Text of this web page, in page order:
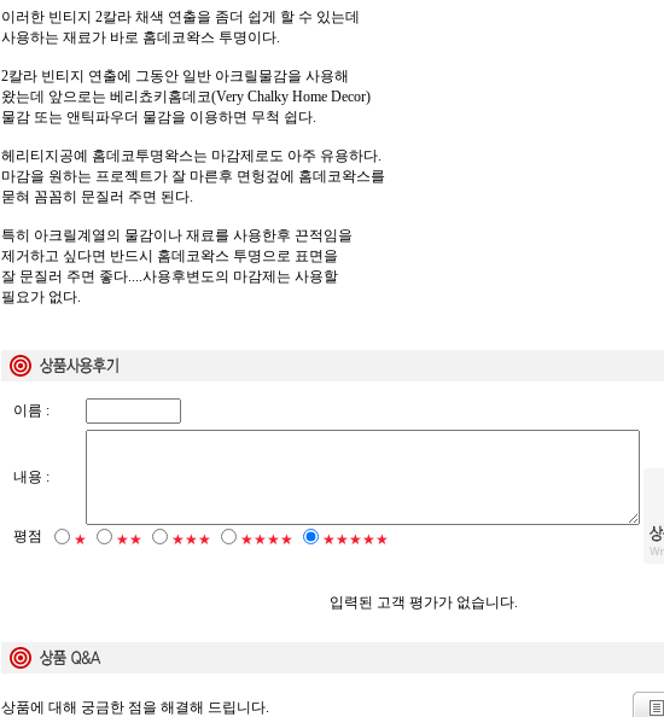
이러한 빈티지 2칼라 채색 연출을 좀더 쉽게 할 수 있는데
사용하는 재료가 바로 홈데코왁스 투명이다.
2칼라 빈티지 연출에 그동안 일반 아크릴물감을 사용해
왔는데 앞으로는 베리쵸키홈데코(Very Chalky Home Decor)
물감 또는 앤틱파우더 물감을 이용하면 무척 쉽다.
헤리티지공예 홈데코투명왁스는 마감제로도 아주 유용하다.
마감을 원하는 프로젝트가 잘 마른후 면헝겊에 홈데코왁스를
묻혀 꼼꼼히 문질러 주면 된다.
특히 아크릴계열의 물감이나 재료를 사용한후 끈적임을
제거하고 싶다면 반드시 홈데코왁스 투명으로 표면을
잘 문질러 주면 좋다....사용후변도의 마감제는 사용할
필요가 없다.
이름 :
내용 :
평점 ★ ★★ ★★★ ★★★★ ★★★★★
입력된 고객 평가가 없습니다.
상품에 대해 궁금한 점을 해결해 드립니다.